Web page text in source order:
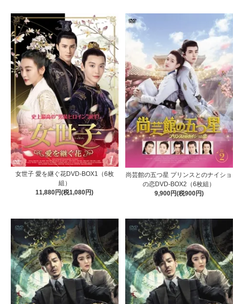
女世子 愛を継ぐ花DVD-BOX1（6枚
組）
11,880円(税1,080円)
尚芸館の五つ星 プリンスとのナイショ
の恋DVD-BOX2（6枚組）
9,900円(税900円)